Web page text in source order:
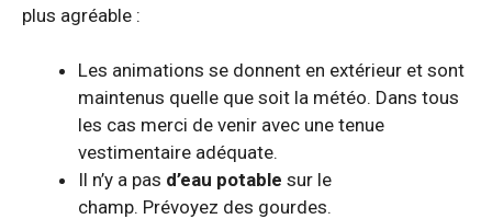
plus agréable :
Les animations se donnent en extérieur et sont
maintenus quelle que soit la météo. Dans tous
les cas merci de venir avec une tenue
vestimentaire adéquate.
Il n’y a pas d’eau potable sur le
champ. Prévoyez des gourdes.